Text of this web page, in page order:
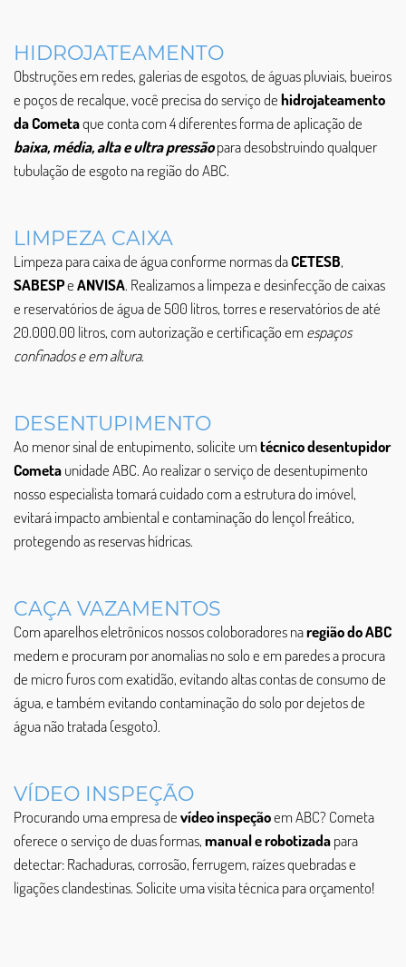
HIDROJATEAMENTO
Obstruções em redes, galerias de esgotos, de águas pluviais, bueiros
e poços de recalque, você precisa do serviço dehidrojateamento
da Cometaque conta com 4 diferentes forma de aplicação de
baixa, média, alta e ultra pressãopara desobstruindo qualquer
tubulação de esgoto na região do ABC.
LIMPEZA CAIXA
Limpeza para caixa de água conforme normas daCETESB,
SABESPeANVISA. Realizamos a limpeza e desinfecção de caixas
e reservatórios de água de 500 litros, torres e reservatórios de até
20.000.00 litros, com autorização e certificação emespaços
confinados e em altura.
DESENTUPIMENTO
Ao menor sinal de entupimento, solicite umtécnico desentupidor
Cometaunidade ABC. Ao realizar o serviço de desentupimento
nosso especialista tomará cuidado com a estrutura do imóvel,
evitará impacto ambiental e contaminação do lençol freático,
protegendo as reservas hídricas.
CAÇA VAZAMENTOS
Com aparelhos eletrônicos nossos coloboradores naregião do ABC
medem e procuram por anomalias no solo e em paredes a procura
de micro furos com exatidão, evitando altas contas de consumo de
água, e também evitando contaminação do solo por dejetos de
água não tratada (esgoto).
VÍDEO INSPEÇÃO
Procurando uma empresa devídeo inspeçãoem ABC? Cometa
oferece o serviço de duas formas,manual e robotizadapara
detectar: Rachaduras, corrosão, ferrugem, raízes quebradas e
ligações clandestinas. Solicite uma visita técnica para orçamento!